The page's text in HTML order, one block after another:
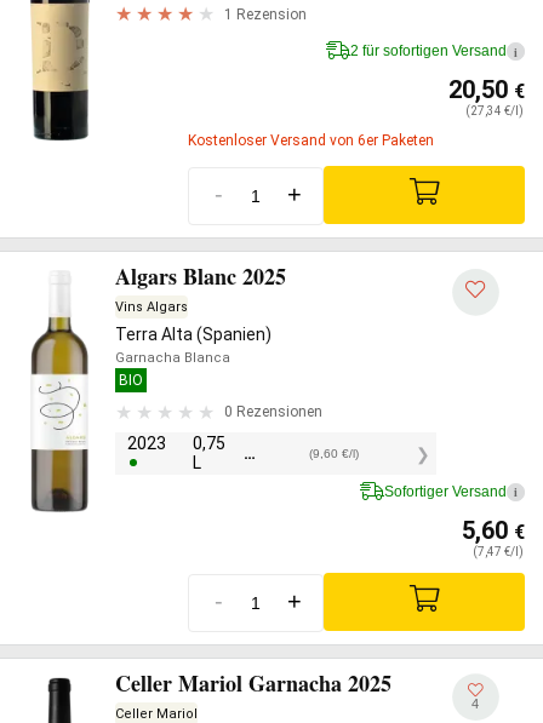
1 Rezension
2 für sofortigen Versand i
20,50 €
(27,34 €/l)
Kostenloser Versand von 6er Paketen
- +
Algars Blanc 2025
Vins Algars
Terra Alta (Spanien)
Garnacha Blanca
BIO
0 Rezensionen
2023
0,75
L
7,20 (9,60 €/l)
Sofortiger Versand i
5,60 €
(7,47 €/l)
- +
Celler Mariol Garnacha 2025
Celler Mariol
4